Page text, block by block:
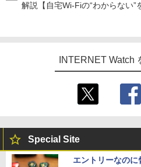
解説【自宅Wi-Fiの“わからない”
INTERNET Watch
Special Site
エントリーなの